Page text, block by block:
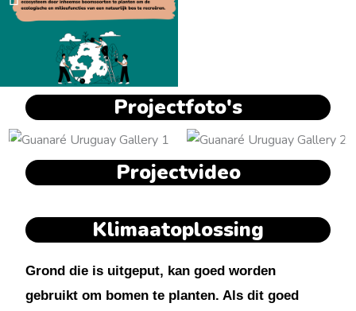
Projectfoto's
Projectvideo
Klimaatoplossing
Grond die is uitgeput, kan goed worden
gebruikt om bomen te planten. Als dit goed